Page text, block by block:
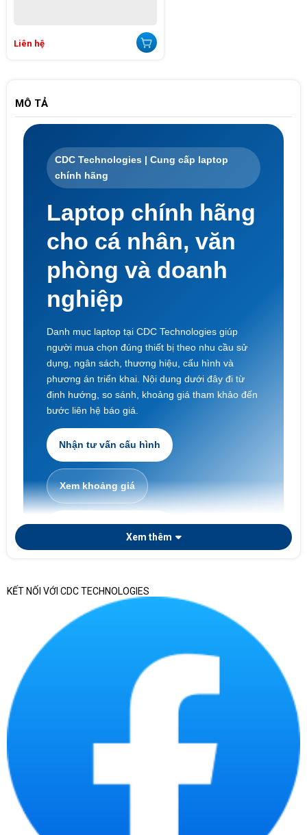
Liên hệ
MÔ TẢ
CDC Technologies | Cung cấp laptop
chính hãng
Laptop chính hãng
cho cá nhân, văn
phòng và doanh
nghiệp
Danh mục laptop tại CDC Technologies giúp
người mua chọn đúng thiết bị theo nhu cầu sử
dụng, ngân sách, thương hiệu, cấu hình và
phương án triển khai. Nội dung dưới đây đi từ
định hướng, so sánh, khoảng giá tham khảo đến
bước liên hệ báo giá.
Nhận tư vấn cấu hình
Xem khoảng giá
Laptop doanh nghiệp
Nếu doanh nghiệp cần chọn laptop theo phòng ban,
số lượng triển khai, tiêu chuẩn cấu hình, chứng từ
bàn giao và khả năng quản lý tài sản CNTT sau mua,
có thể tham khảo thêm bài viết chuyên sâu về
laptop doanh nghiệp. Trang này tập trung vào
danh mục laptop chính hãng nói chung, còn bài
chuyên sâu phù hợp hơn khi cần chuẩn hóa thiết bị
Xem thêm
KẾT NỐI VỚI CDC TECHNOLOGIES